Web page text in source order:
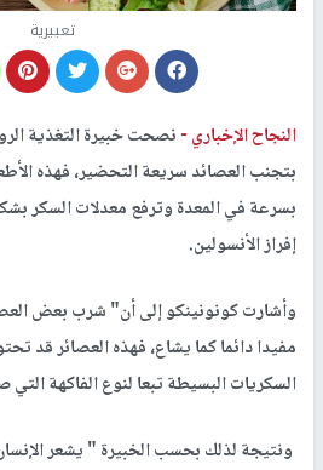
تعبيرية
النجاح الإخباري -نصحت خبيرة التغذية
بتجنب العصائد سريعة التحضير، فهذه
بسرعة في المعدة وترفع معدلات السكر
إفراز الأنسولين.
وأشارت كونونينكو إلى أن" شرب بعض
مفيدا دائما كما يشاع، فهذه العصائر قد
السكريات البسيطة تبعا لنوع الفاكهة
ونتيجة لذلك بحسب الخبيرة " يشعر